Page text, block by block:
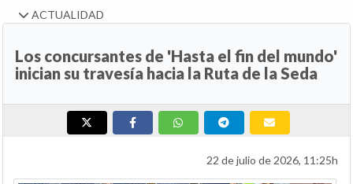
ACTUALIDAD
Los concursantes de 'Hasta el fin del mundo'
inician su travesía hacia la Ruta de la Seda
22 de julio de 2026, 11:25h